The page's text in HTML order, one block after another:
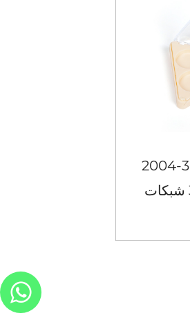
2004-3 حافظة ظلال